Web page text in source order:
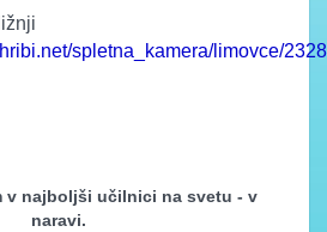
spletna_kamera/limovce/2328
v najboljši učilnici na svetu - v
naravi.